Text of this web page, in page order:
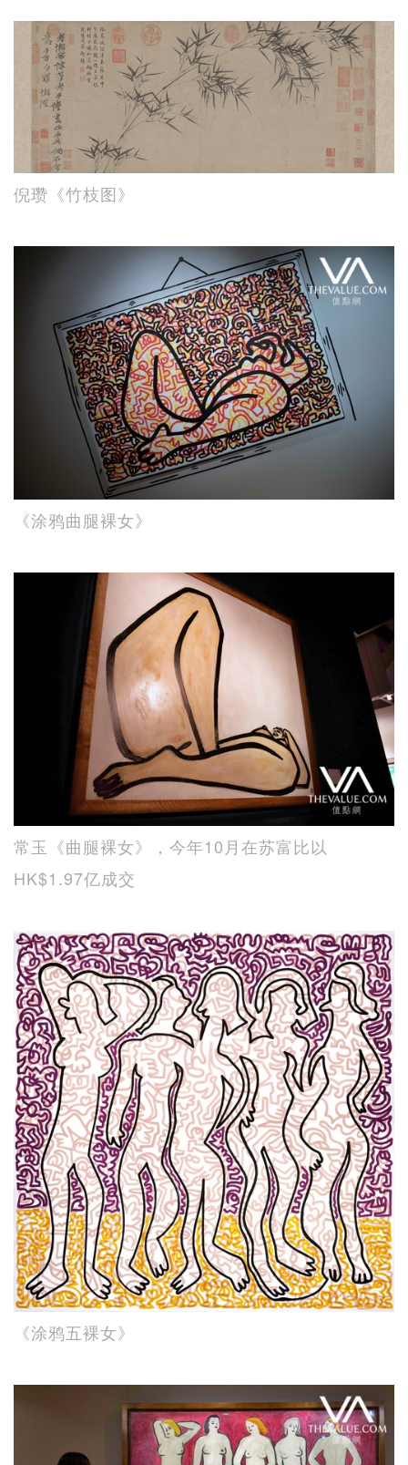
倪瓒《竹枝图》
《涂鸦曲腿裸女》
常玉《曲腿裸女》，今年10月在苏富比以
HK$1.97亿成交
《涂鸦五裸女》